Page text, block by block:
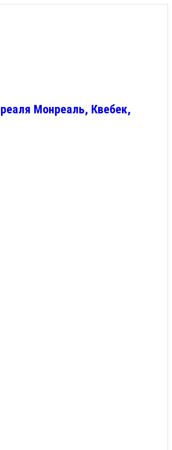
Монреаль, Квебек,